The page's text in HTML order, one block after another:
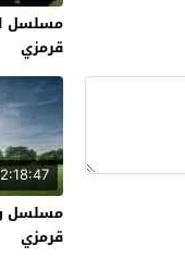
قرمزي
قرمزي